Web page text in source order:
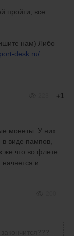
пройти, все
нам) Либо
desk.ru/
+1
монеты. У них
в виде пампов,
же что во флете
начнется и